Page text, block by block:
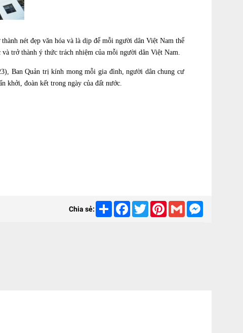
nét đẹp văn hóa và là dịp để mỗi người dân Việt Nam thể
trở thành ý thức trách nhiệm của mỗi người dân Việt Nam.
Quản trị kính mong mỗi gia đình, người dân chung cư
khởi, đoàn kết trong ngày của đất nước.
Chia sẻ: Share Facebook
TwitterPinterestGmail